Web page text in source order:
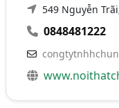
549 Nguyễn
0848481222